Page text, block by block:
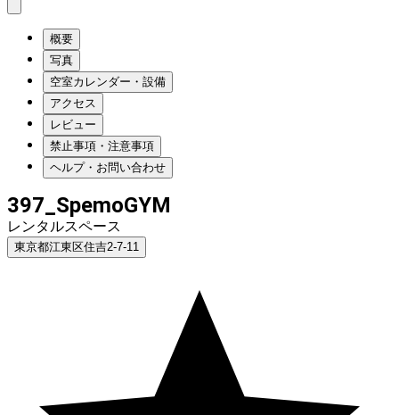
概要
写真
空室カレンダー・設備
アクセス
レビュー
禁止事項・注意事項
ヘルプ・お問い合わせ
397_SpemoGYM
レンタルスペース
東京都江東区住吉2-7-11